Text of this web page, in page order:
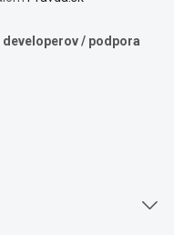
/ podpora